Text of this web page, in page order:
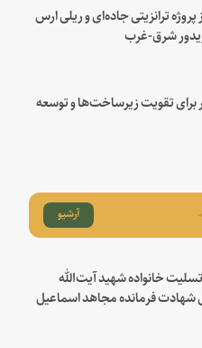
پروژه ترانزیتی جاده‌ای و ریلی ارس
شرق-غرب
تقویت زیرساخت‌ها و توسعه
آرشیو
تسلیت خانواده شهید آیت‌الله
شهادت فرمانده مجاهد اسماعیل